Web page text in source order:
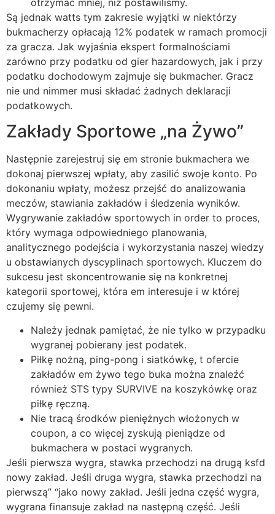
Są jednak watts tym zakresie wyjątki w niektórzy
bukmacherzy opłacają 12% podatek w ramach promocji
za gracza. Jak wyjaśnia ekspert formalnościami
zarówno przy podatku od gier hazardowych, jak i przy
podatku dochodowym zajmuje się bukmacher. Gracz
nie und nimmer musi składać żadnych deklaracji
podatkowych.
Zakłady Sportowe „na Żywo”
Następnie zarejestruj się em stronie bukmachera we
dokonaj pierwszej wpłaty, aby zasilić swoje konto. Po
dokonaniu wpłaty, możesz przejść do analizowania
meczów, stawiania zakładów i śledzenia wyników.
Wygrywanie zakładów sportowych in order to proces,
który wymaga odpowiedniego planowania,
analitycznego podejścia i wykorzystania naszej wiedzy
u obstawianych dyscyplinach sportowych. Kluczem do
sukcesu jest skoncentrowanie się na konkretnej
kategorii sportowej, która em interesuje i w której
czujemy się pewni.
Należy jednak pamiętać, że nie tylko w przypadku
wygranej pobierany jest podatek.
Piłkę nożną, ping-pong i siatkówkę, t ofercie
zakładów em żywo tego buka można znaleźć
również STS typy SURVIVE na koszykówkę oraz
piłkę ręczną.
Nie tracą środków pieniężnych włożonych w
coupon, a co więcej zyskują pieniądze od
bukmachera w postaci wygranych.
Jeśli pierwsza wygra, stawka przechodzi na drugą ksfd
nowy zakład. Jeśli druga wygra, stawka przechodzi na
pierwszą” “jako nowy zakład. Jeśli jedna część wygra,
wygrana finansuje zakład na następną część. Jeśli